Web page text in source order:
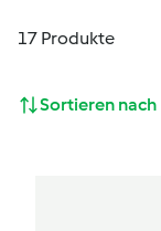
17 Produkte
Sortieren nach